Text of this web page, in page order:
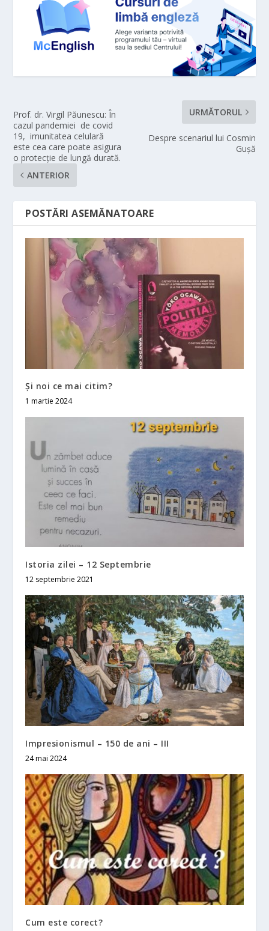
Prof. dr. Virgil Păunescu: În
cazul pandemiei de covid
19, imunitatea celulară
este cea care poate asigura
o protecție de lungă durată.
ANTERIOR
URMĂTORUL
Despre scenariul lui Cosmin
Guşă
POSTĂRI ASEMĂNATOARE
Și noi ce mai citim?
1 martie 2024
Istoria zilei – 12 Septembrie
12 septembrie 2021
Impresionismul – 150 de ani – III
24 mai 2024
Cum este corect?